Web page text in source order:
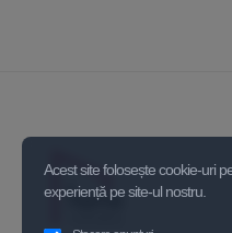
Acest site folosește cookie-uri
experiență pe site-ul nostru.